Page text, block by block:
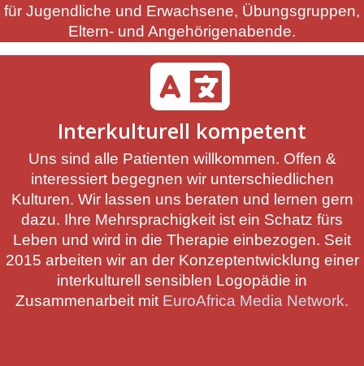
für Jugendliche und Erwachsene, Übungsgruppen,
Eltern- und Angehörigenabende.
Interkulturell kompetent
Uns sind alle Patienten willkommen. Offen &
interessiert begegnen wir unterschiedlichen
Kulturen. Wir lassen uns beraten und lernen gern
dazu. Ihre Mehrsprachigkeit ist ein Schatz fürs
Leben und wird in die Therapie einbezogen. Seit
2015 arbeiten wir an der Konzeptentwicklung einer
interkulturell sensiblen Logopädie in
Zusammenarbeit mit EuroAfrica Media Network.